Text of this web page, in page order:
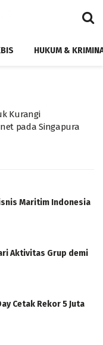
HUKUM &
Kurangi
pada Singapura
Maritim Indonesia
Aktivitas Grup demi
Cetak Rekor 5 Juta